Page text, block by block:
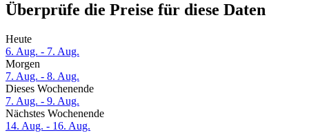
Überprüfe die Preise für diese Daten
Heute
6. Aug. - 7. Aug.
Morgen
7. Aug. - 8. Aug.
Dieses Wochenende
7. Aug. - 9. Aug.
Nächstes Wochenende
14. Aug. - 16. Aug.